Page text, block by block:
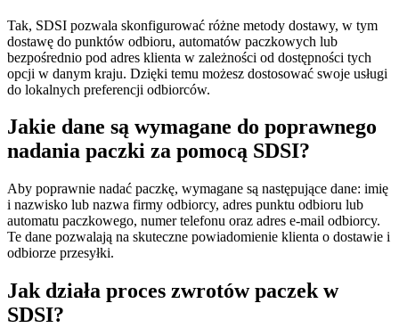
Tak, SDSI pozwala skonfigurować różne metody dostawy, w tym
dostawę do punktów odbioru, automatów paczkowych lub
bezpośrednio pod adres klienta w zależności od dostępności tych
opcji w danym kraju. Dzięki temu możesz dostosować swoje usługi
do lokalnych preferencji odbiorców.
Jakie dane są wymagane do poprawnego
nadania paczki za pomocą SDSI?
Aby poprawnie nadać paczkę, wymagane są następujące dane: imię
i nazwisko lub nazwa firmy odbiorcy, adres punktu odbioru lub
automatu paczkowego, numer telefonu oraz adres e-mail odbiorcy.
Te dane pozwalają na skuteczne powiadomienie klienta o dostawie i
odbiorze przesyłki.
Jak działa proces zwrotów paczek w
SDSI?